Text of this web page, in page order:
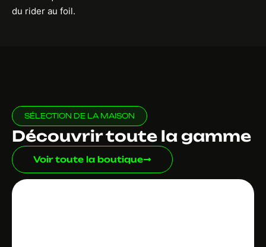
du rider au foil.
SÉLECTION DE LA MAISON
Découvrir toute la gamme
Voir toute la boutique